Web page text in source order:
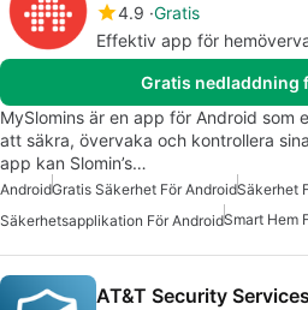
4.9 Gratis
Effektiv app för
Gratis nedladdning
MySlomins är en app för Android som
att säkra, övervaka och kontrollera
app kan Slomin’s…
AndroidGratis Säkerhet För AndroidSäkerhet
Säkerhetsapplikation För AndroidSmart Hem
AT&T Security Services